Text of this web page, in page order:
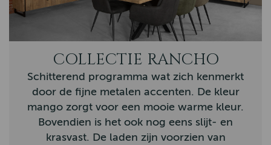
Putten
Vianen
Country
Eiken Tafels
COLLECTIE RANCHO
Schitterend programma wat zich kenmerkt
door de fijne metalen accenten. De kleur
mango zorgt voor een mooie warme kleur.
Bovendien is het ook nog eens slijt- en
krasvast. De laden zijn voorzien van